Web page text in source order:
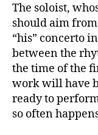
The soloist,
should aim
“his” concerto
between the
the time of the
work will have
ready to
so often